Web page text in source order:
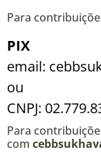
Para
PIX
email:
ou
CNPJ:
Para
com